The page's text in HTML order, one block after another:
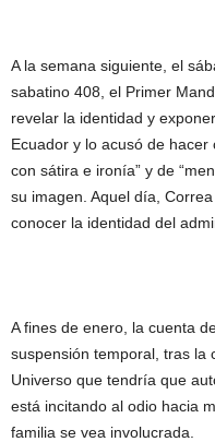
A la semana siguiente, el
sabatino 408, el Primer
revelar la identidad y
Ecuador y lo acusó de hacer
con sátira e ironía” y de
su imagen. Aquel día,
conocer la identidad del
A fines de enero, la cuenta
suspensión temporal, tras la
Universo que tendría que
está incitando al odio hacia
familia se vea involucrada.